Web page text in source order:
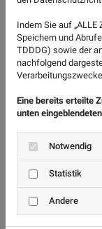
2,389 (L
B 240 NOU
1+000,516
K 31,
Dehmker
K 48 Anlage
einer
Hohnhorst
L 438
Indem Sie auf
Speichern und
TDDDG) sowie der
nachfolgend
Eine bereits erteilte
unten
Notwendig
Statistik
Andere